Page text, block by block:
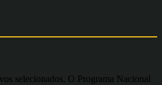
selecionados. O Programa Nacional